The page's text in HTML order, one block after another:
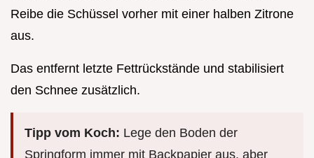
Reibe die Schüssel vorher mit einer halben Zitrone
aus.
Das entfernt letzte Fettrückstände und stabilisiert
den Schnee zusätzlich.
Tipp vom Koch: Lege den Boden der
Springform immer mit Backpapier aus, aber